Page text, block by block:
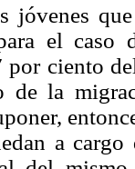
jóvenes
el
por ciento
de la
a